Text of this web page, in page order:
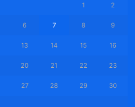
1 2
6 7 8 9
13 14 15 16
20 21 22 23
27 28 29 30